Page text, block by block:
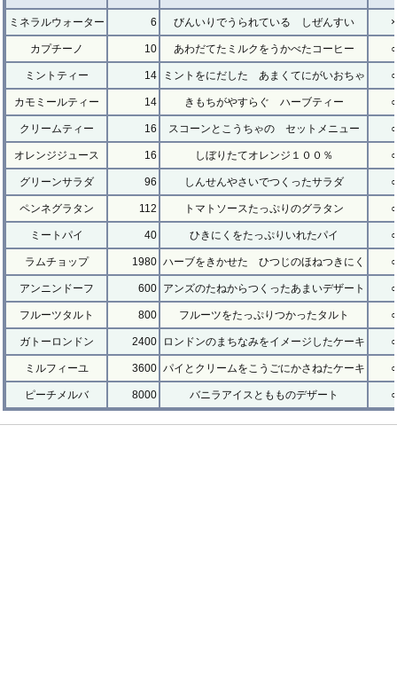
ミネラルウォーター 6 びんいりでうられている しぜんすい ×
カプチーノ 10 あわだてたミルクをうかべたコーヒー ○
ミントティー 14 ミントをにだした あまくてにがいおちゃ ○
カモミールティー 14 きもちがやすらぐ ハーブティー ○
クリームティー 16 スコーンとこうちゃの セットメニュー ○
オレンジジュース 16 しぼりたてオレンジ１００％ ○
グリーンサラダ 96 しんせんやさいでつくったサラダ ○
ペンネグラタン 112 トマトソースたっぷりのグラタン ○
ミートパイ 40 ひきにくをたっぷりいれたパイ ○
ラムチョップ 1980 ハーブをきかせた ひつじのほねつきにく ○
アンニンドーフ 600 アンズのたねからつくったあまいデザート ○
フルーツタルト 800 フルーツをたっぷりつかったタルト ○
ガトーロンドン 2400 ロンドンのまちなみをイメージしたケーキ ○
ミルフィーユ 3600 パイとクリームをこうごにかさねたケーキ ○
ピーチメルバ 8000 バニラアイスともものデザート ○